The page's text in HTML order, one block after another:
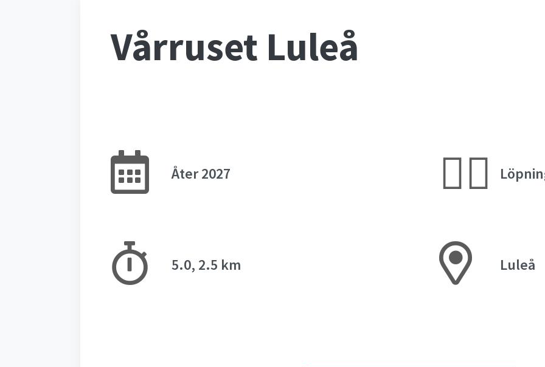
Vårruset Luleå
Åter 2027
5.0, 2.5 km
🏃‍♀️
Luleå